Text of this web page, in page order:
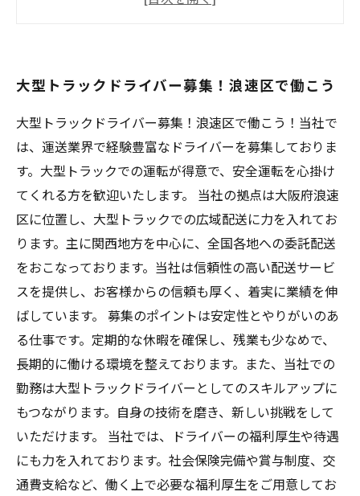
大型トラック運転が好きな方！浪速区での募集
をお見逃しなく
大型トラックドライバー募集！浪速区で働こう
大型トラックドライバー募集！浪速区で働こう！当社で
は、運送業界で経験豊富なドライバーを募集しておりま
す。大型トラックでの運転が得意で、安全運転を心掛け
てくれる方を歓迎いたします。 当社の拠点は大阪府浪速
区に位置し、大型トラックでの広域配送に力を入れてお
ります。主に関西地方を中心に、全国各地への委託配送
をおこなっております。当社は信頼性の高い配送サービ
スを提供し、お客様からの信頼も厚く、着実に業績を伸
ばしています。 募集のポイントは安定性とやりがいのあ
る仕事です。定期的な休暇を確保し、残業も少なめで、
長期的に働ける環境を整えております。また、当社での
勤務は大型トラックドライバーとしてのスキルアップに
もつながります。自身の技術を磨き、新しい挑戦をして
いただけます。 当社では、ドライバーの福利厚生や待遇
にも力を入れております。社会保険完備や賞与制度、交
通費支給など、働く上で必要な福利厚生をご用意してお